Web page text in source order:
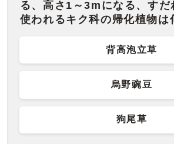
る、高さ1～3mになる、すだ
使われるキク科の帰化植物は
背高泡立草
烏野豌豆
狗尾草